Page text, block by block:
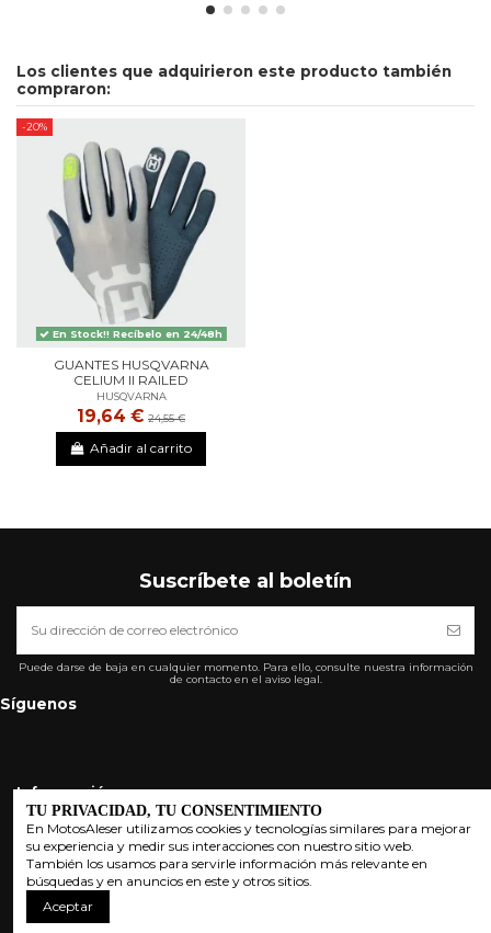
Los clientes que adquirieron este producto también
compraron:
-20%
En Stock!! Recíbelo en 24/48h
GUANTES HUSQVARNA
CELIUM II RAILED
HUSQVARNA
19,64 € 24,55 €
Añadir al carrito
Suscríbete al boletín
Puede darse de baja en cualquier momento. Para ello, consulte nuestra información
de contacto en el aviso legal.
Síguenos
Informarción
Mi Cuenta
Contacta con nosotros.
TU PRIVACIDAD, TU CONSENTIMIENTO
En MotosAleser utilizamos cookies y tecnologías similares para mejorar
su experiencia y medir sus interacciones con nuestro sitio web.
También los usamos para servirle información más relevante en
búsquedas y en anuncios en este y otros sitios.
Aceptar